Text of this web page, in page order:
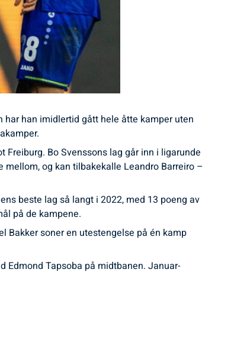
han imidlertid gått hele åtte kamper uten
Bo Svenssons lag går inn i ligarunde
og kan tilbakekalle Leandro Barreiro –
beste lag så langt i 2022, med 13 poeng av
på de kampene.
Bakker soner en utestengelse på én kamp
Tapsoba på midtbanen. Januar-